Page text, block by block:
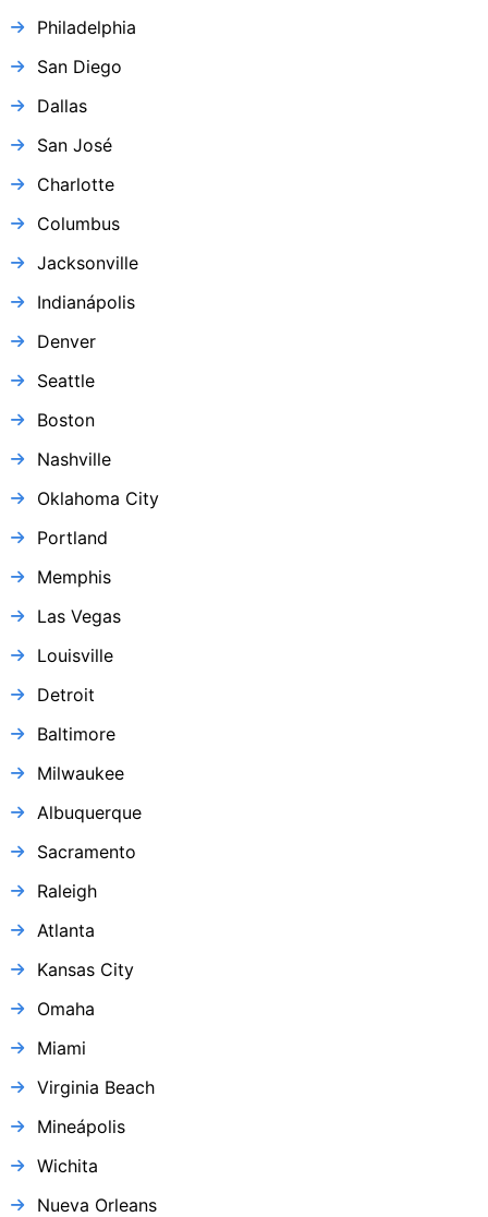
Philadelphia
San Diego
Dallas
San José
Charlotte
Columbus
Jacksonville
Indianápolis
Denver
Seattle
Boston
Nashville
Oklahoma City
Portland
Memphis
Las Vegas
Louisville
Detroit
Baltimore
Milwaukee
Albuquerque
Sacramento
Raleigh
Atlanta
Kansas City
Omaha
Miami
Virginia Beach
Mineápolis
Wichita
Nueva Orleans